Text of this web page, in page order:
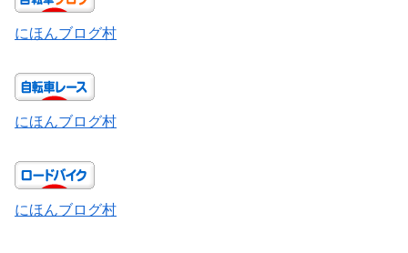
にほんブログ村
にほんブログ村
にほんブログ村